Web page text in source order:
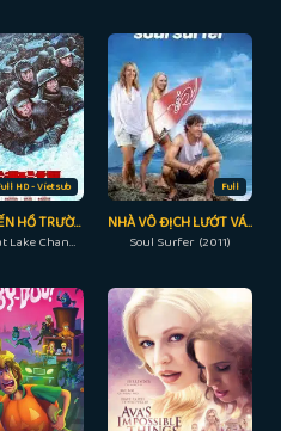
HD - Vietsub
TRẬN CHIẾN HỒ TRƯỜNG TÂN
The Battle at Lake Changjin (2021)
Full
NHÀ VÔ ĐỊCH LƯỚT VÁN
Soul Surfer (2011)